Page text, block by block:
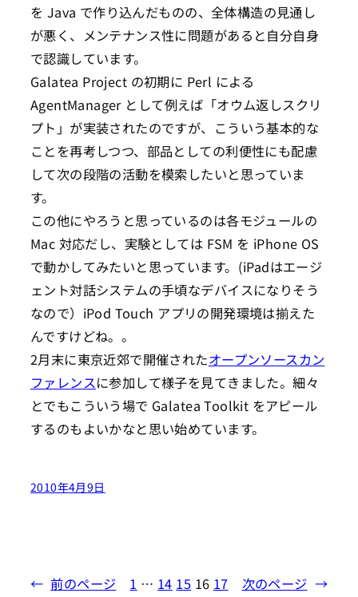
を Java で作り込んだものの、全体構造の見通し
が悪く、メンテナンス性に問題があると自分自身
で認識しています。
Galatea Project の初期に Perl による
AgentManager として例えば「オウム返しスクリ
プト」が実装されたのですが、こういう基本的な
ことを再考しつつ、部品としての利便性にも配慮
して次の段階の活動を模索したいと思っていま
す。
この他にやろうと思っているのは各モジュールの
Mac 対応だし、実験としては FSM を iPhone OS
で動かしてみたいと思っています。(iPadはエージ
ェント対話システムの手頃なデバイスになりそう
なので）iPod Touch アプリの開発環境は揃えた
んですけどね。。
2月末に東京近郊で開催されたオープンソースカン
ファレンスに参加して様子を見てきました。細々
とでもこういう場で Galatea Toolkit をアピール
するのもよいかなと思い始めています。
2010年4月9日
← 前のページ 1 … 14 15 16 17 次のページ →